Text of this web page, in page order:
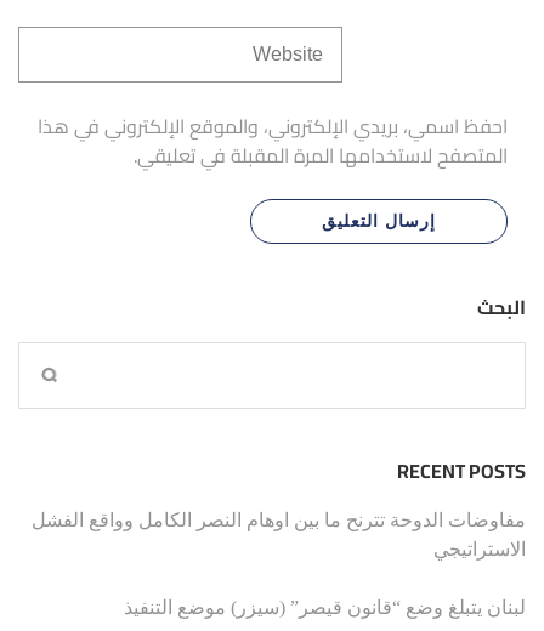
احفظ اسمي، بريدي الإلكتروني، والموقع الإلكتروني في هذا
المتصفح لاستخدامها المرة المقبلة في تعليقي.
البحث
RECENT POSTS
مفاوضات الدوحة تترنح ما بين اوهام النصر الكامل وواقع الفشل
الاستراتيجي
لبنان يتبلغ وضع “قانون قيصر” (سيزر) موضع التنفيذ